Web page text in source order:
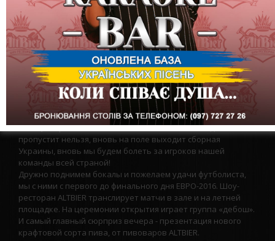
Итак, этот момент наступил, начинается футбольный
месяц, открывается чемпионат EURO-2016. Этот день
пропустит нельзя, вновь на поле выходит сборная
Украины, вновь мы будем болеть за игроков нашей
команды всей страной!
Дружно поднимем бокалы и пожелаем удачи футболиста,
мы с ними с первого до финального дня ЕВРО-2016. Шоу-
ресторан ALTBIER транслирует матчи в зале и на летней
площадке. На церемонии открытия играет группа «дебош».
И самый главный сюрприз вечера - презентация нового
крафтовой сорта пива, от пивоваров ALTBIER.